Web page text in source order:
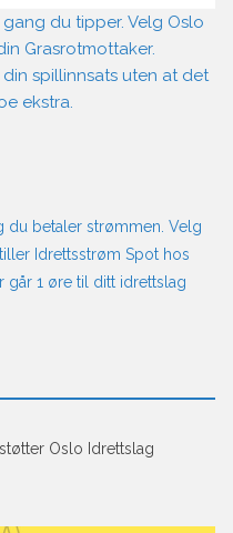
du tipper. Velg Oslo
Grasrotmottaker.
spillinnsats uten at det
ekstra.
du betaler strømmen. Velg
Idrettsstrøm Spot hos
går 1 øre til ditt idrettslag
Oslo Idrettslag